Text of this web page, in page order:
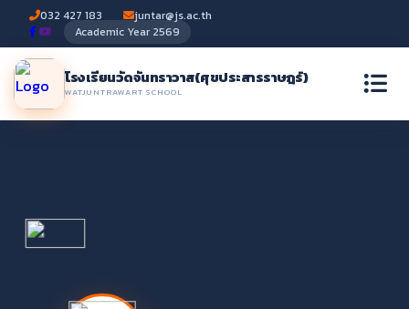
032 427 183
juntar@js.ac.th
Academic Year 2569
โรงเรียนวัดจันทราวาส(ศุขประสารราษฎร์)
WATJUNTRAWART SCHOOL